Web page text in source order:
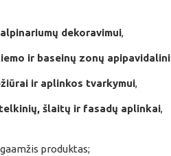
dekoravimui,
ir baseinų zonų
ir aplinkos tvarkymui,
šlaitų ir fasadų aplinkai,
produktas;